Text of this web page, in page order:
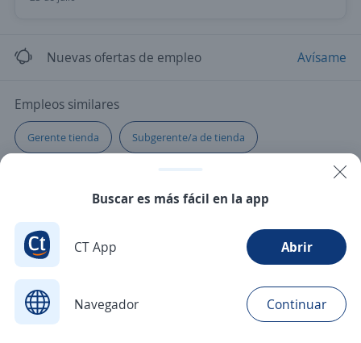
Nuevas ofertas de empleo Avísame
Empleos similares
Gerente tienda Subgerente/a de tienda
Buscar es más fácil en la app
CT App Abrir
Navegador Continuar